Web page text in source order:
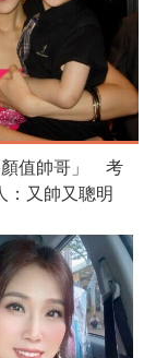
顏值帥哥」 考
：又帥又聰明